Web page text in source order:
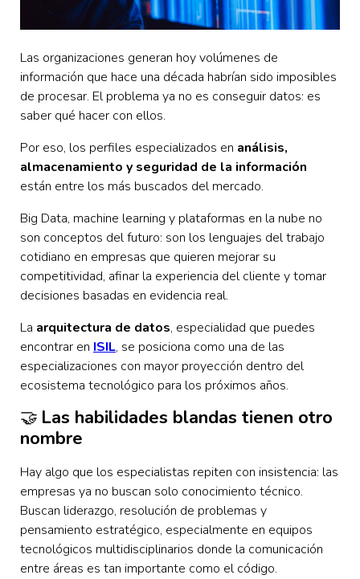
Las organizaciones generan hoy volúmenes de
información que hace una década habrían sido imposibles
de procesar. El problema ya no es conseguir datos: es
saber qué hacer con ellos.
Por eso, los perfiles especializados en análisis,
almacenamiento y seguridad de la información
están entre los más buscados del mercado.
Big Data, machine learning y plataformas en la nube no
son conceptos del futuro: son los lenguajes del trabajo
cotidiano en empresas que quieren mejorar su
competitividad, afinar la experiencia del cliente y tomar
decisiones basadas en evidencia real.
La arquitectura de datos, especialidad que puedes
encontrar en ISIL, se posiciona como una de las
especializaciones con mayor proyección dentro del
ecosistema tecnológico para los próximos años.
🤝 Las habilidades blandas tienen otro
nombre
Hay algo que los especialistas repiten con insistencia: las
empresas ya no buscan solo conocimiento técnico.
Buscan liderazgo, resolución de problemas y
pensamiento estratégico, especialmente en equipos
tecnológicos multidisciplinarios donde la comunicación
entre áreas es tan importante como el código.